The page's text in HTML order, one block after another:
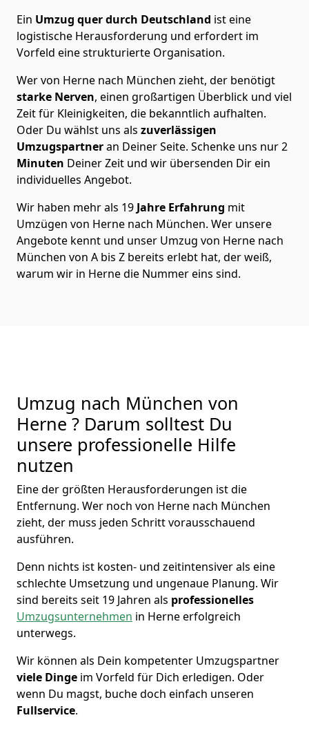
Ein Umzug quer durch Deutschland ist eine
logistische Herausforderung und erfordert im
Vorfeld eine strukturierte Organisation.
Wer von Herne nach München zieht, der benötigt
starke Nerven, einen großartigen Überblick und viel
Zeit für Kleinigkeiten, die bekanntlich aufhalten.
Oder Du wählst uns als zuverlässigen
Umzugspartneran Deiner Seite. Schenke uns nur2
Minuten Deiner Zeit und wir übersenden Dir ein
individuelles Angebot.
Wir haben mehr als 19 Jahre Erfahrung mit
Umzügen von Herne nach München. Wer unsere
Angebote kennt und unser Umzug von Herne nach
München von A bis Z bereits erlebt hat, der weiß,
warum wir in Herne die Nummer eins sind.
Umzug nach München von
Herne ? Darum solltest Du
unsere professionelle Hilfe
nutzen
Eine der größten Herausforderungen ist die
Entfernung. Wer noch von Herne nach München
zieht, der muss jeden Schritt vorausschauend
ausführen.
Denn nichts ist kosten- und zeitintensiver als eine
schlechte Umsetzung und ungenaue Planung. Wir
sind bereits seit 19 Jahren als professionelles
Umzugsunternehmen in Herne erfolgreich
unterwegs.
Wir können als Dein kompetenter Umzugspartner
viele Dinge im Vorfeld für Dich erledigen. Oder
wenn Du magst, buche doch einfach unseren
Fullservice.